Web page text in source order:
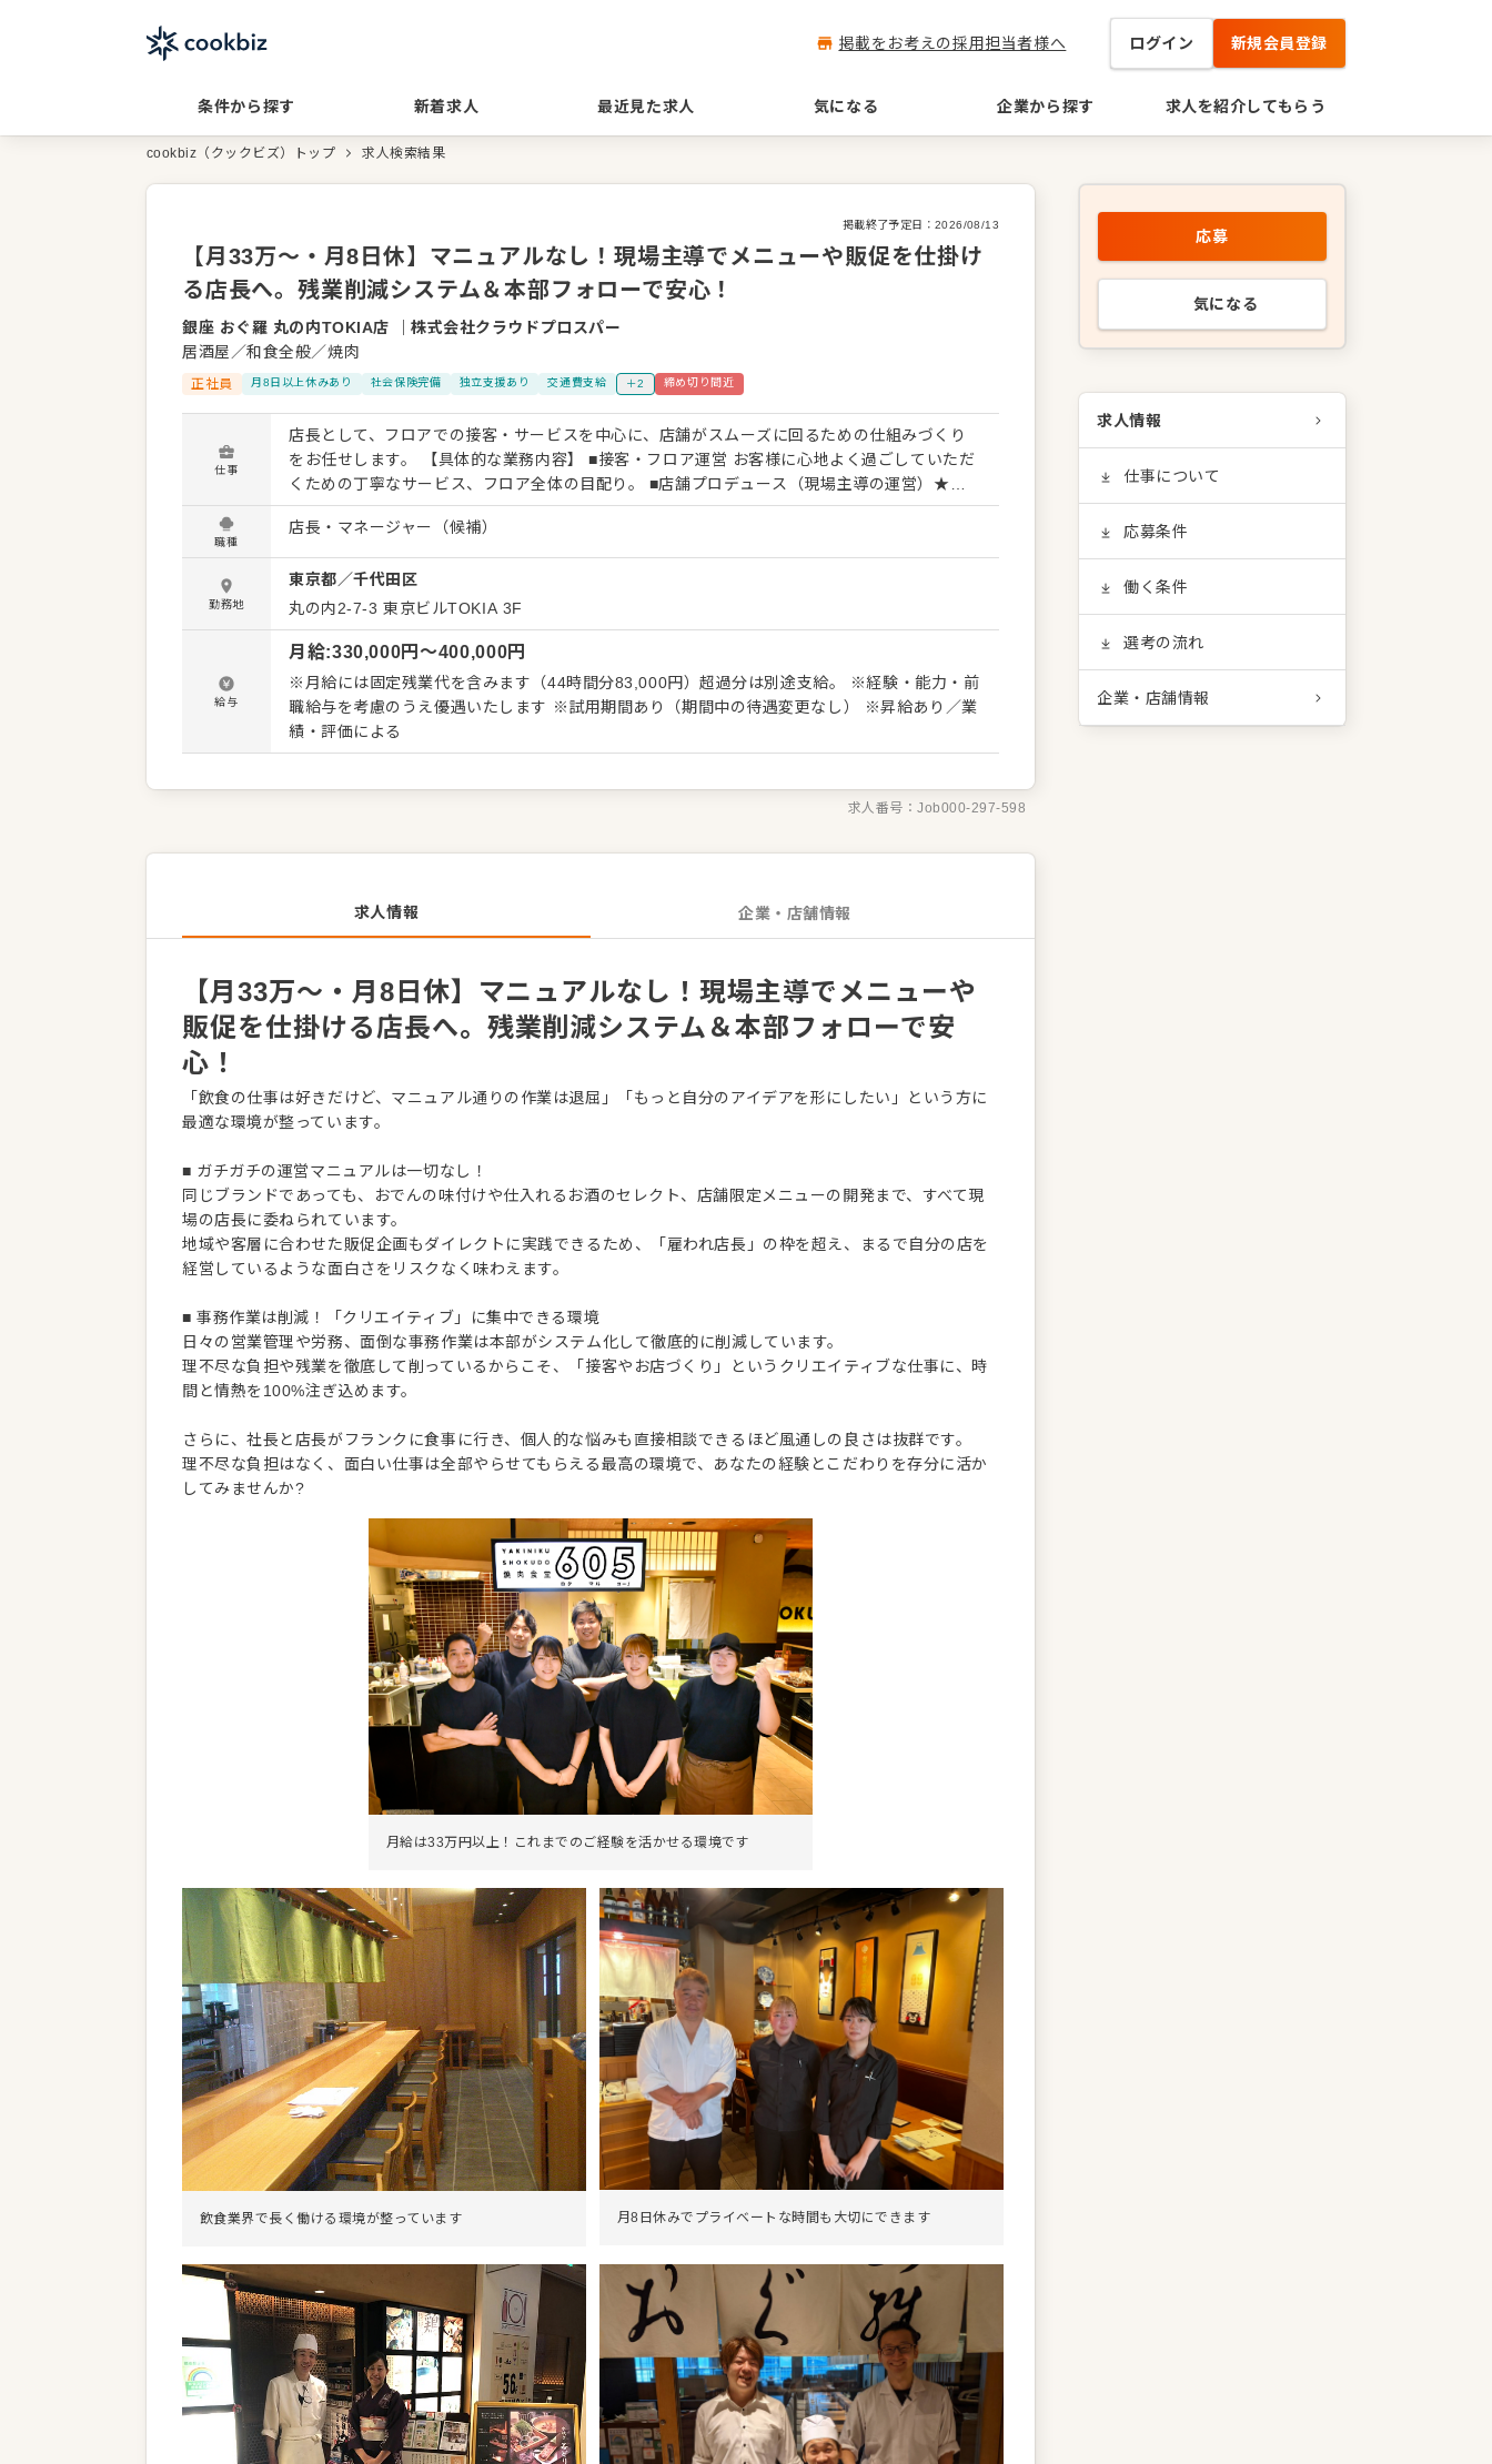
掲載をお考えの採用担当者様へ ログイン 新規会員登録
条件から探す 新着求人 最近見た求人 気になる 企業から探す 求人を紹介してもらう
cookbiz（クックビズ）トップ 求人検索結果
掲載終了予定日： 2026/08/13
【月33万～・月8日休】マニュアルなし！現場主導でメニューや販促を仕掛け
る店長へ。残業削減システム＆本部フォローで安心！
銀座 おぐ羅 丸の内TOKIA店 ｜株式会社クラウドプロスパー
居酒屋／和食全般／焼肉
正社員 月8日以上休みあり 社会保険完備 独立支援あり 交通費支給 ＋2 締め切り間近
仕事
店長として、フロアでの接客・サービスを中心に、店舗がスムーズに回るための仕組みづくり
をお任せします。 【具体的な業務内容】 ■接客・フロア運営 お客様に心地よく過ごしていただ
くための丁寧なサービス、フロア全体の目配り。 ■店舗プロデュース（現場主導の運営）★こ
こが最大のポイント！ ・店舗限定の「おすすめメニュー」の企画・開発（アイデアをプレゼ
ン・味見を経て形にできます） ・地域や客層に合わせたお酒のセレクト ・店舗ごとの個性を活
かした販促企画の立案・実行 ※ブランドが同じでも、お店によっておでんの具材や味が少しず
つ異なるほど、現場の裁量権が大きいのが特徴です。 「雇われ店長」ではなく、まるで自分の
店を経営しているような面白さを味わえます。 ■チームのサポート スタッフが働きやすい環境
づくり、新人さんのフォローなど。 ■スムーズな営業管理 日々の営業や労務管理はシステムで
スマートに仕組み化されています。
職種
店長・マネージャー（候補）
勤務地
東京都／千代田区
丸の内2-7-3 東京ビルTOKIA 3F
給与
月給:330,000円〜400,000円
※月給には固定残業代を含みます（44時間分83,000円）超過分は別途支給。 ※経験・能力・前
職給与を考慮のうえ優遇いたします ※試用期間あり（期間中の待遇変更なし） ※昇給あり／業
績・評価による
求人番号：Job000-297-598
求人情報 企業・店舗情報
【月33万～・月8日休】マニュアルなし！現場主導でメニューや
販促を仕掛ける店長へ。残業削減システム＆本部フォローで安
心！
「飲食の仕事は好きだけど、マニュアル通りの作業は退屈」「もっと自分のアイデアを形にしたい」という方に
最適な環境が整っています。
■ ガチガチの運営マニュアルは一切なし！
同じブランドであっても、おでんの味付けや仕入れるお酒のセレクト、店舗限定メニューの開発まで、すべて現
場の店長に委ねられています。
地域や客層に合わせた販促企画もダイレクトに実践できるため、「雇われ店長」の枠を超え、まるで自分の店を
経営しているような面白さをリスクなく味わえます。
■ 事務作業は削減！「クリエイティブ」に集中できる環境
日々の営業管理や労務、面倒な事務作業は本部がシステム化して徹底的に削減しています。
理不尽な負担や残業を徹底して削っているからこそ、「接客やお店づくり」というクリエイティブな仕事に、時
間と情熱を100%注ぎ込めます。
さらに、社長と店長がフランクに食事に行き、個人的な悩みも直接相談できるほど風通しの良さは抜群です。
理不尽な負担はなく、面白い仕事は全部やらせてもらえる最高の環境で、あなたの経験とこだわりを存分に活か
してみませんか?
月給は33万円以上！これまでのご経験を活かせる環境です
飲食業界で長く働ける環境が整っています 月8日休みでプライベートな時間も大切にできます
応募
気になる
求人情報
仕事について
応募条件
働く条件
選考の流れ
企業・店舗情報